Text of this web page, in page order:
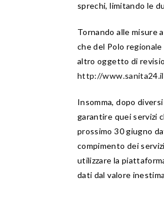
sprechi, limitando le
Tornando alle misure
che del Polo
altro oggetto di
http://
Insomma, dopo
garantire quei servizi
prossimo 30 giugno
compimento dei
utilizzare la
dati dal valore